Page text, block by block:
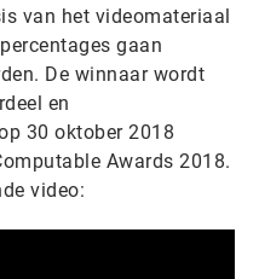
van het videomateriaal
gaan
De winnaar wordt
en
30 oktober 2018
Awards 2018.
video: